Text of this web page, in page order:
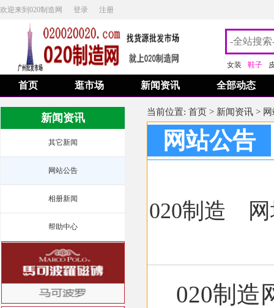
欢迎来到020制造网 登录 注册
女装 鞋子
首页 逛市场 新闻资讯 全部动态
新闻资讯
其它新闻
网站公告
相册新闻
帮助中心
当前位置: 首页 > 新闻资讯 >
网站公告
020制造
020制造